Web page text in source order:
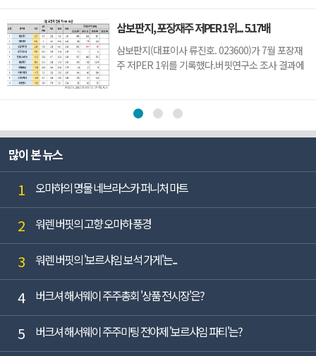
DSR(155660), 태경비케이(014580), 제일연마
(001560)가 뒤를 이었다.한창산업은 지난 1분기 매
출액 212억원, 영업이익 7억원으로 전년동기대비
삼보판지, 포장재주 저PER 1위... 5.17배
삼보판지(대표이사 류진호. 023600)가 7월 포장재
주 저PER 1위를 기록했다.버핏연구소 조사 결과에
징(272550)(6.68), 한국팩키지(037230)(7.35)가 뒤
이익 53억원으로 전년동기대비 매출액은 2.6% 증
많이 본 뉴스
1 오마하의 명물 네브라스카 퍼니처 마트
2 워렌 버핏의 고향 오마하 풍경
3 워렌 버핏의 '보르샤임 보석 가게'는...
4 버크셔 해서웨이 주주총회 '상품 전시장'은?
5 버크셔 해서웨이 주주미팅 전야제 '보르샤임 파티'는?